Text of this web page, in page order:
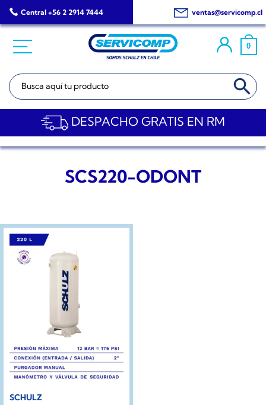
Saltar
al
Central +56 2 2914 7444 ventas@servicomp.cl
0
Buscar: BOTÓN DE
DESPACHO GRATIS EN RM
SCS220-ODONT
SCHULZ